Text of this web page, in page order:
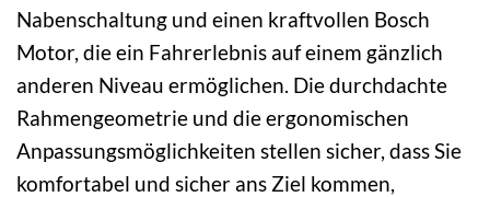
Nabenschaltung und einen kraftvollen Bosch
Motor, die ein Fahrerlebnis auf einem gänzlich
anderen Niveau ermöglichen. Die durchdachte
Rahmengeometrie und die ergonomischen
Anpassungsmöglichkeiten stellen sicher, dass Sie
komfortabel und sicher ans Ziel kommen,